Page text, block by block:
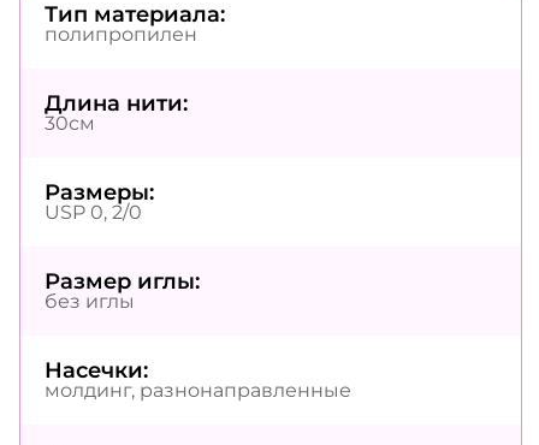
Тип материала:
полипропилен
Длина нити:
30см
Размеры:
USP 0, 2/0
Размер иглы:
без иглы
Насечки:
молдинг, разнонаправленные